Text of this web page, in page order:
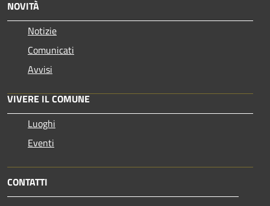
NOVITÀ
Notizie
Comunicati
Avvisi
VIVERE IL COMUNE
Luoghi
Eventi
CONTATTI